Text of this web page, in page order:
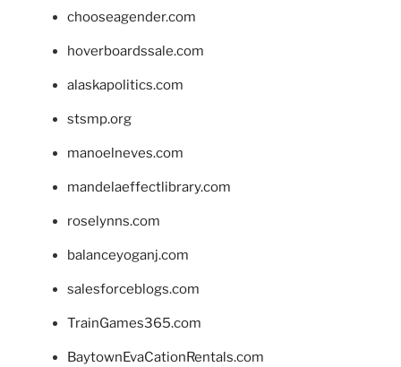
chooseagender.com
hoverboardssale.com
alaskapolitics.com
stsmp.org
manoelneves.com
mandelaeffectlibrary.com
roselynns.com
balanceyoganj.com
salesforceblogs.com
TrainGames365.com
BaytownEvaCationRentals.com